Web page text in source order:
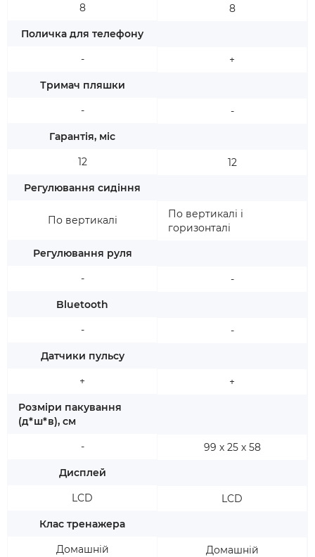
8
Поличка для телефону
-
Тримач пляшки
-
Гарантія, міс
12
Регулювання сидіння
По вертикалі
Регулювання руля
-
Bluetooth
-
Датчики пульсу
+
Розміри пакування
(д*ш*в), см
-
Дисплей
LCD
Клас тренажера
Домашній
8
+
-
12
По вертикалі і
горизонталі
-
-
+
99 х 25 х 58
LCD
Домашній